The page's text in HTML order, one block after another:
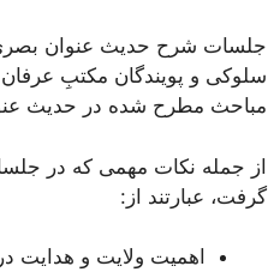
جلسات شرح حدیث عنوان بصری
سلوکی و پویندگان مکتبِ
مباحث مطرح شده در حدیث
از جمله نکات مهمی که در
گرفت، عبارتند از:
اهمیت ولایت و هدایت